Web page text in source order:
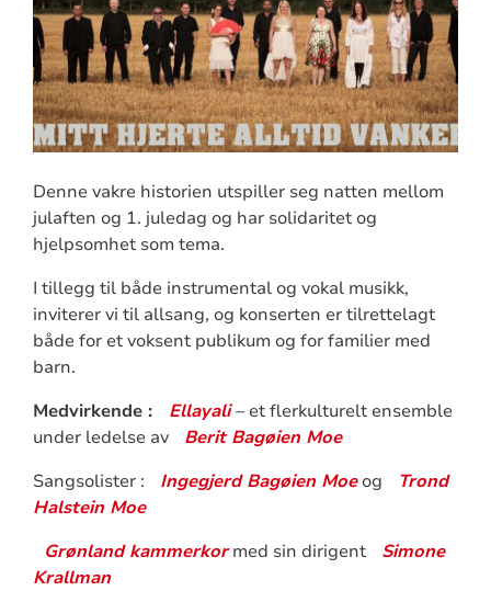
Denne vakre historien utspiller seg natten mellom
julaften og 1. juledag og har solidaritet og
hjelpsomhet som tema.
I tillegg til både instrumental og vokal musikk,
inviterer vi til allsang, og konserten er tilrettelagt
både for et voksent publikum og for familier med
barn.
Medvirkende :
Ellayali– et flerkulturelt ensemble
under ledelse av
Berit Bagøien Moe
Sangsolister :
Ingegjerd Bagøien Moeog
Trond
Halstein Moe
Grønland kammerkormed sin dirigent
Simone
Krallman